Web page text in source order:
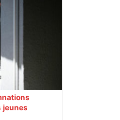
et c'est
Toulouse ce
les
jeunes